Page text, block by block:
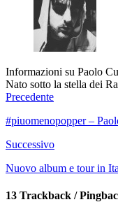
Informazioni su Paolo
Nato sotto la stella dei
Precedente
#piuomenopopper –
Successivo
Nuovo album e tour in
13 Trackback /